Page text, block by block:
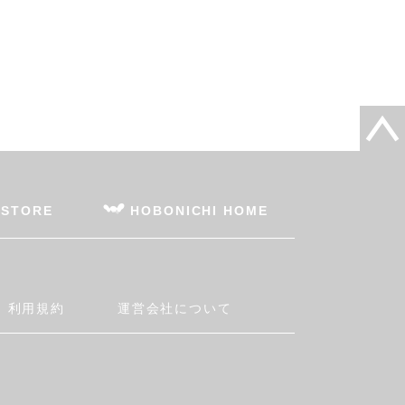
HOBONICHI HOME
利用規約 運営会社について